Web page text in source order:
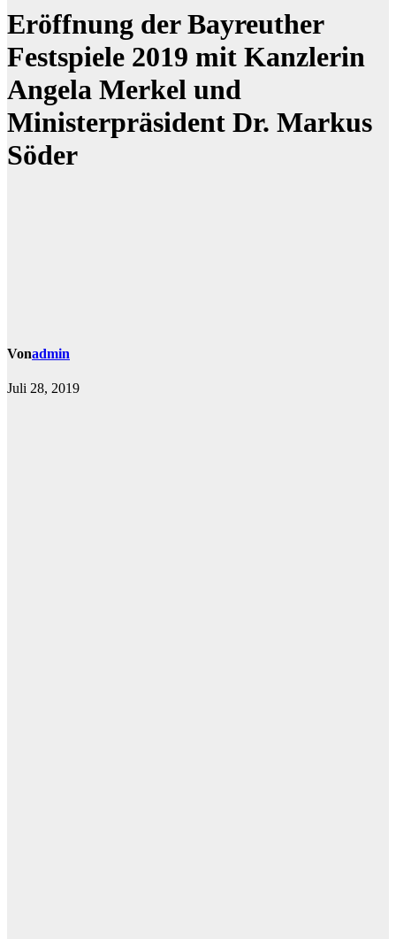
Eröffnung der Bayreuther
Festspiele 2019 mit Kanzlerin
Angela Merkel und
Ministerpräsident Dr. Markus
Söder
Vonadmin
Juli 28, 2019